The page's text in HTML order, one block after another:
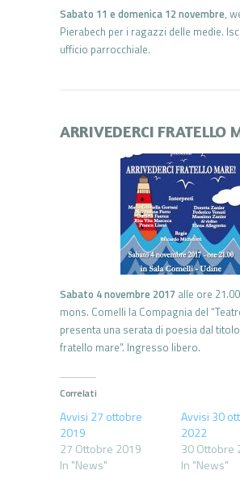
Sabato 11 e domenica 12 novembre,
Pierabech per i ragazzi delle medie.
ufficio parrocchiale.
ARRIVEDERCI FRATELLO
Sabato 4 novembre 2017 alle ore
mons. Comelli la Compagnia del
presenta una serata di poesia dal
fratello mare”. Ingresso libero.
Correlati
Avvisi 27 ottobre
2019
27 Ottobre 2019
In "News"
Avvisi 30
2022
30 Ottobre
In "News"